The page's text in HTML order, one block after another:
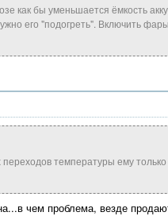
как бы уменьшается ёмкость
его "подогреть". Включить
температуры ему
чем проблема, везде